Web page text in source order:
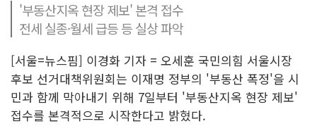
'부동산지옥 현장 제보' 본격 접수
전세 실종·월세 급등 등 실상 파악
[서울=뉴스핌] 이경화 기자 = 오세훈 국민의힘 서울시장
후보 선거대책위원회는 이재명 정부의 '부동산 폭정'을 시
민과 함께 막아내기 위해 7일부터 '부동산지옥 현장 제보'
접수를 본격적으로 시작한다고 밝혔다.